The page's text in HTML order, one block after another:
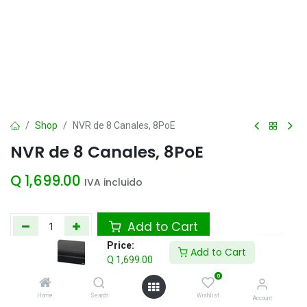
Price:
Q 1,699.00
Add to Cart
Home Search
0
Wishlist Account
Shop NVR de 8 Canales, 8PoE
NVR de 8 Canales, 8PoE
Q 1,699.00 IVA incluido
Add to Cart
Agregar a la lista de deseos